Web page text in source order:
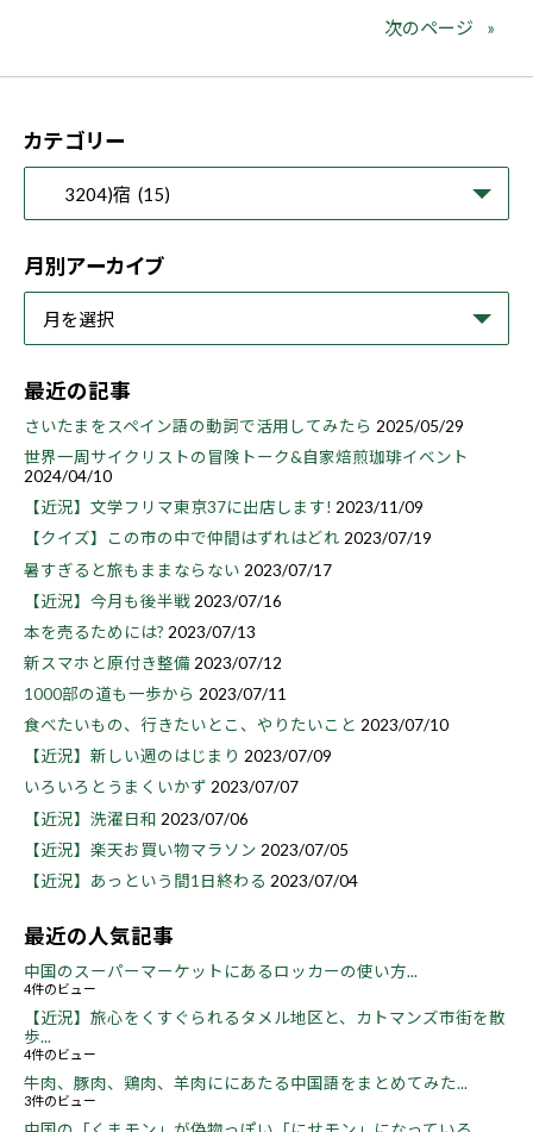
次のページ
カテゴリー
月別アーカイブ
最近の記事
さいたまをスペイン語の動詞で活用してみたら 2025/05/29
世界一周サイクリストの冒険トーク&自家焙煎珈琲イベント
2024/04/10
【近況】文学フリマ東京37に出店します! 2023/11/09
【クイズ】この市の中で仲間はずれはどれ 2023/07/19
暑すぎると旅もままならない 2023/07/17
【近況】今月も後半戦 2023/07/16
本を売るためには? 2023/07/13
新スマホと原付き整備 2023/07/12
1000部の道も一歩から 2023/07/11
食べたいもの、行きたいとこ、やりたいこと 2023/07/10
【近況】新しい週のはじまり 2023/07/09
いろいろとうまくいかず 2023/07/07
【近況】洗濯日和 2023/07/06
【近況】楽天お買い物マラソン 2023/07/05
【近況】あっという間1日終わる 2023/07/04
最近の人気記事
中国のスーパーマーケットにあるロッカーの使い方...
4件のビュー
【近況】旅心をくすぐられるタメル地区と、カトマンズ市街を散
歩...
4件のビュー
牛肉、豚肉、鶏肉、羊肉ににあたる中国語をまとめてみた...
3件のビュー